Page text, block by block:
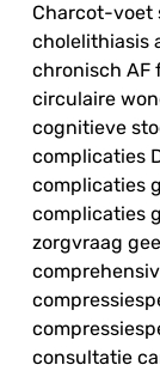
Charcot-voet
cholelithiasis
chronisch AF
circulaire
cognitieve
complicaties
complicaties
complicaties
zorgvraag
consultatie